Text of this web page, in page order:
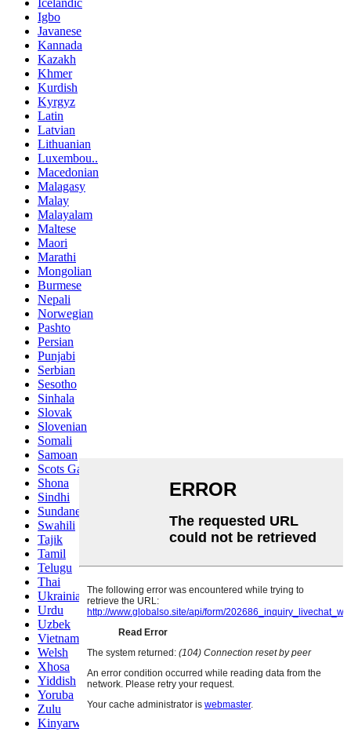
Icelandic
Igbo
Javanese
Kannada
Kazakh
Khmer
Kurdish
Kyrgyz
Latin
Latvian
Lithuanian
Luxembou..
Macedonian
Malagasy
Malay
Malayalam
Maltese
Maori
Marathi
Mongolian
Burmese
Nepali
Norwegian
Pashto
Persian
Punjabi
Serbian
Sesotho
Sinhala
Slovak
Slovenian
Somali
Samoan
Scots Gaelic
Shona
Sindhi
Sundanese
Swahili
Tajik
Tamil
Telugu
Thai
Ukrainian
Urdu
Uzbek
Vietnamese
Welsh
Xhosa
Yiddish
Yoruba
Zulu
Kinyarwanda